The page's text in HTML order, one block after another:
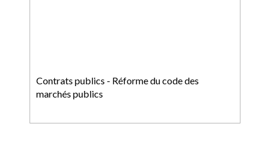
Contrats publics - Réforme du code des
marchés publics